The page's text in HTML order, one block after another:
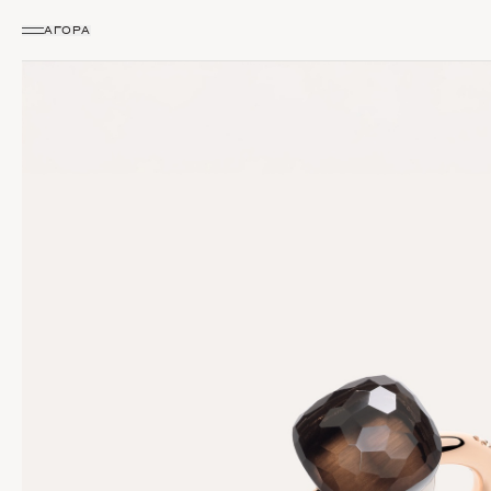
ΑΓΟΡΆ